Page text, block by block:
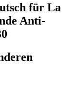
für La
Anti-